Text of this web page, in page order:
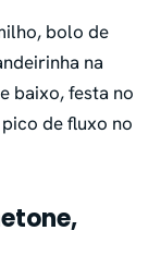
bolo de
na
baixo, festa no
de fluxo no